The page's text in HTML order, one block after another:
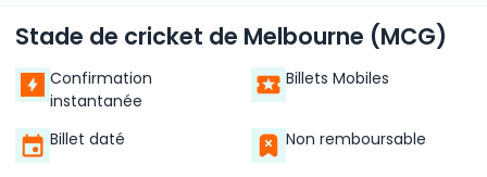
Stade de cricket de Melbourne (MCG)
Confirmation
instantanée
Billets Mobiles
Billet daté Non remboursable